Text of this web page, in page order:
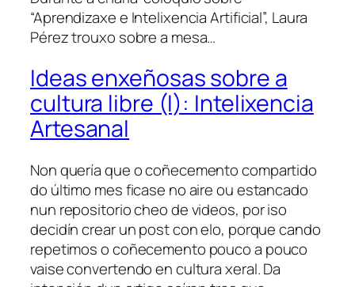
“Aprendizaxe e Intelixencia Artificial”, Laura
Pérez trouxo sobre a mesa…
Ideas enxeñosas sobre a
cultura libre (I): Intelixencia
Artesanal
Non quería que o coñecemento compartido
do último mes ficase no aire ou estancado
nun repositorio cheo de videos, por iso
decidín crear un post con elo, porque cando
repetimos o coñecemento pouco a pouco
vaise convertendo en cultura xeral. Da